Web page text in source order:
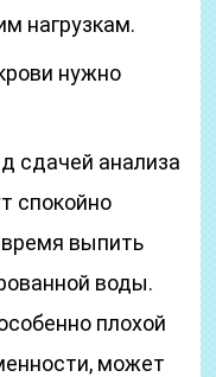
нагрузкам.
нужно
сдачей анализа
спокойно
выпить
воды.
плохой
может